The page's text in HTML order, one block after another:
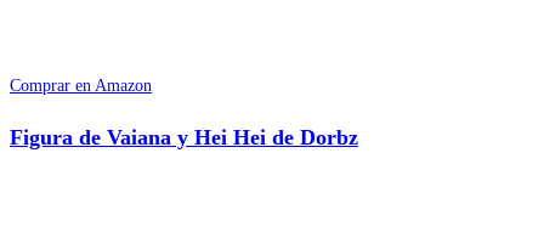
Comprar en Amazon
Figura de Vaiana y Hei Hei de Dorbz